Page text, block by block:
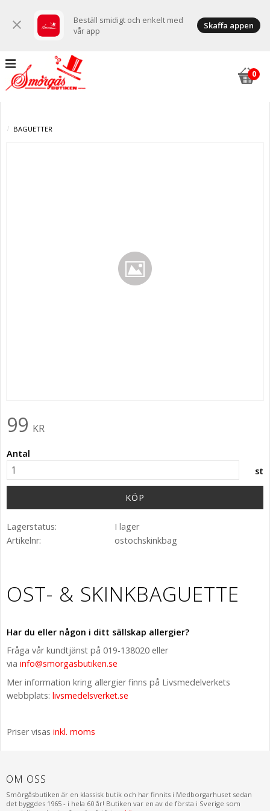
close
Beställ smidigt och enkelt med
vår app
Skaffa appen
BAGUETTER
99 KR
Antal
st
KÖP
Lagerstatus
I lager
Artikelnr
ostochskinkbag
OST- & SKINKBAGUETTE
Har du eller någon i ditt sällskap allergier?
Fråga vår kundtjänst på 019-138020 eller
via info@smorgasbutiken.se
Mer information kring allergier finns på Livsmedelverkets
webbplats: livsmedelsverket.se
Priser visas inkl. moms
OM OSS
Smörgåsbutiken är en klassisk butik och har finnits i Medborgarhuset sedan
det byggdes 1965 - i hela 60 år! Butiken var en av de första i Sverige som